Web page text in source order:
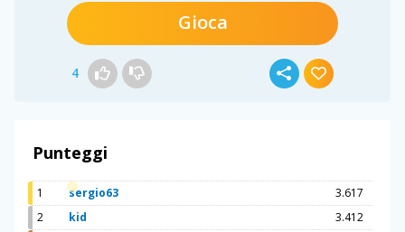
Gioca
4
Punteggi
1 sergio63
3.617
2
kid
3.412